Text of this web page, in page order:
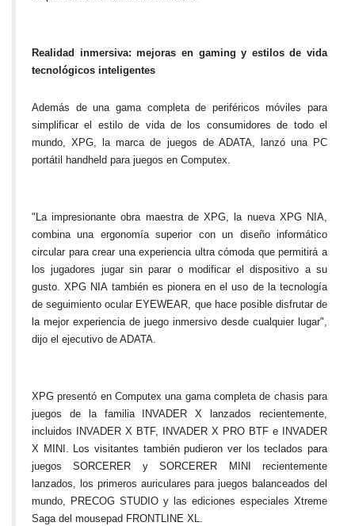
Realidad inmersiva: mejoras en gaming y estilos de vida
tecnológicos inteligentes
Además de una gama completa de periféricos móviles para
simplificar el estilo de vida de los consumidores de todo el
mundo, XPG, la marca de juegos de ADATA, lanzó una PC
portátil handheld para juegos en Computex.
"La impresionante obra maestra de XPG, la nueva XPG NIA,
combina una ergonomía superior con un diseño informático
circular para crear una experiencia ultra cómoda que permitirá a
los jugadores jugar sin parar o modificar el dispositivo a su
gusto. XPG NIA también es pionera en el uso de la tecnología
de seguimiento ocular EYEWEAR, que hace posible disfrutar de
la mejor experiencia de juego inmersivo desde cualquier lugar",
dijo el ejecutivo de ADATA.
XPG presentó en Computex una gama completa de chasis para
juegos de la familia INVADER X lanzados recientemente,
incluidos INVADER X BTF, INVADER X PRO BTF e INVADER
X MINI. Los visitantes también pudieron ver los teclados para
juegos SORCERER y SORCERER MINI recientemente
lanzados, los primeros auriculares para juegos balanceados del
mundo, PRECOG STUDIO y las ediciones especiales Xtreme
Saga del mousepad FRONTLINE XL.